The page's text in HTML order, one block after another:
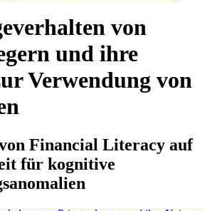
von
und ihre
Verwendung von
Financial Literacy auf
für kognitive